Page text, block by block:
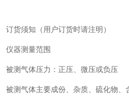
订货须知（用户订货时请注明）
仪器测量范围
被测气体压力：正压、微压或负压
被测气体主要成份、杂质、硫化物、